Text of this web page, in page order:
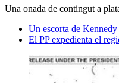
Una onada de contingut a
Un escorta de
El PP expedienta el